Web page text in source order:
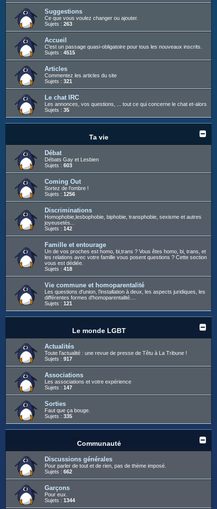
r
Suggestions
Ce que vous voulez changer ou ajouter.
Sujets : 263
Accueil
C'est un passage quasi-obligatoire pour tous les nouveaux inscrits.
Sujets : 4515
Articles
Commentez les articles du site
Sujets : 321
Le chat IRC
Les annonces, vos questions, ... tout ce qui concerne le chat et-alors
Sujets : 35
Ta vie
Débat
Débats Gay et Lesbien
Sujets : 603
Coming Out
Sortez de l'ombre !
Sujets : 1256
Discriminations
Homophobie,lesbophobie, biphobie, transphobie, sexisme et autres
joyeusetés...
Sujets : 142
Famille et entourage
Un de vos proches est homo, bi,trans ? Vous êtes homo, bi, trans, et
les relations avec votre famille vous posent questions ? Cette section
vous est dédiée.
Sujets : 418
Vie commune et homoparentalité
Les questions d'union, l'installation à deux, les aspects juridiques, les
différentes formes d'homoparentalité....
Sujets : 121
Le monde LGBT
Actualités
Toute l'actualité : une revue de presse de Têtu à La Tribune !
Sujets : 917
Associations
Les associations et votre expérience
Sujets : 147
Sorties
Faut que ça bouge.
Sujets : 335
Communauté
Discussions générales
Pour parler de tout et de rien, pas de thème imposé.
Sujets : 662
Garçons
Pour eux.
Sujets : 1344